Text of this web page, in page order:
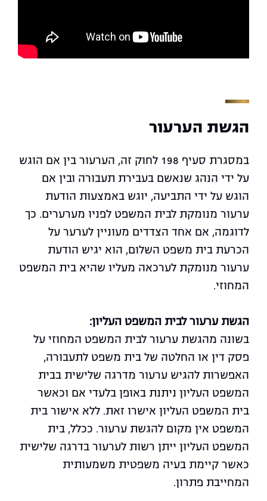
הגשת הערעור
במסגרת סעיף 198 לחוק זה, הערעור בין אם הוגש
על ידי הנהג שנאשם בעבירת תעבורה ובין אם
הוגש על ידי התביעה, יוגש באמצעות הודעת
ערעור מנומקת לבית המשפט לפניו מערערים. כך
לדוגמה, אם אחד הצדדים מעוניין לערער על
הכרעת בית משפט השלום, הוא יגיש הודעת
ערעור מנומקת לערכאה מעליו שהיא בית המשפט
המחוזי.
הגשת ערעור לבית המשפט העליון:
בשונה מהגשת ערעור לבית המשפט המחוזי על
פסק דין או החלטה של בית משפט לתעבורה,
האפשרות להגיש ערעור מדרגה שלישית בבית
המשפט העליון ניתנת באופן בלעדי אם וכאשר
בית המשפט העליון אישרו זאת. ללא אישור בית
המשפט אין מקום להגשת ערעור. ככלל, בית
המשפט העליון ייתן רשות לערעור בדרגה שלישית
כאשר קיימת בעיה משפטית משמעותית
המחייבת פתרון.